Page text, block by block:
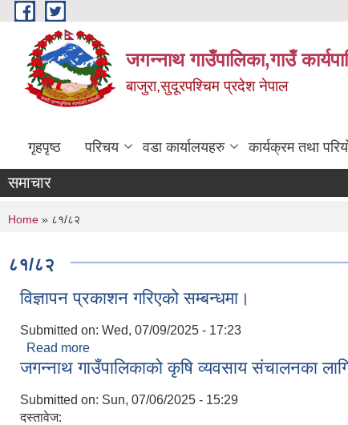
Skip to main content
जगन्नाथ गाउँपालिका,गाउँ
बाजुरा,सुदूरपश्चिम प्रदेश नेपाल
गृहपृष्ठ परिचय वडा कार्यालयहरु कार्यक्रम तथा
समाचार
You are here
Home » ८१/८२
८१/८२
विज्ञापन प्रकाशन गरिएको सम्बन्धमा।
Submitted on: Wed, 07/09/2025 - 17:23
Read more
जगन्नाथ गाउँपालिकाको क‍ृषि व्यवसाय संचालनका
Submitted on: Sun, 07/06/2025 - 15:29
दस्तावेज: